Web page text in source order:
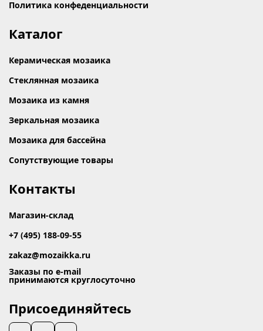
Политика конфеденциальности
Каталог
Керамическая мозаика
Стеклянная мозаика
Мозаика из камня
Зеркальная мозаика
Мозаика для бассейна
Сопутствующие товары
Контакты
Магазин-склад
+7 (495) 188-09-55
zakaz@mozaikka.ru
Заказы по e-mail
принимаются круглосуточно
Присоединяйтесь